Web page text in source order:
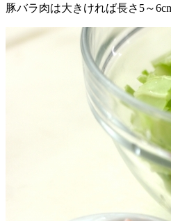
豚バラ肉は大きければ長さ5～